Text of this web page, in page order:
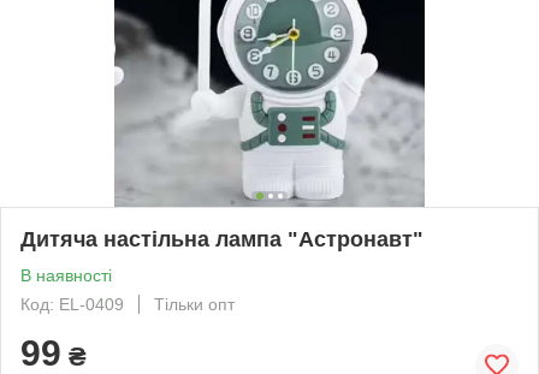
Дитяча настільна лампа "Астронавт"
В наявності
Код: EL-0409
Тільки опт
99 ₴